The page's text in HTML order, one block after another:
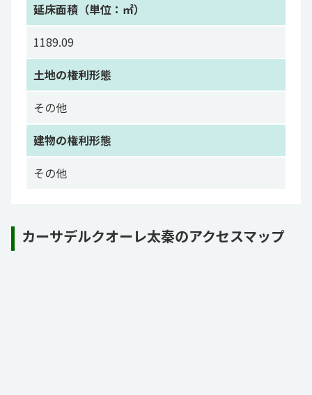
延床面積（単位：㎡）
1189.09
土地の権利形態
その他
建物の権利形態
その他
カーサデルクオーレ太秦のアクセスマップ